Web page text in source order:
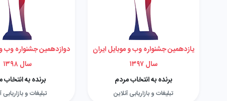
یازدهمین جشنواره وب و موبایل ایران
سال ۱۳۹۷
برنده به انتخاب مردم
تبلیغات و بازاریابی آنلاین
دوازدهمین جشنواره وب و
سال ۱۳۹۸
برنده به انتخاب
تبلیغات و بازاریابی